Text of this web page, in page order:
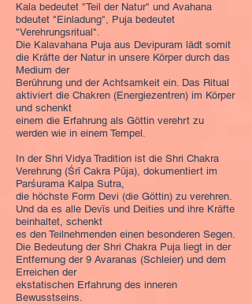
Kala bedeutet "Teil der Natur" und Avahana
bdeutet "Einladung", Puja bedeutet
"Verehrungsritual".
Die Kalavahana Puja aus Devipuram lädt somit
die Kräfte der Natur in unsere Körper durch das
Medium der
Berührung und der Achtsamkeit ein. Das Ritual
aktiviert die Chakren (Energiezentren) im Körper
und schenkt
einem die Erfahrung als Göttin verehrt zu
werden wie in einem Tempel.
In der Shri Vidya Tradition ist die Shri Chakra
Verehrung (Śrī Cakra Pūja), dokumentiert im
Parśurama Kalpa Sutra,
die höchste Form Devi (die Göttin) zu verehren.
Und da es alle Devīs und Deities und ihre Kräfte
beinhaltet, schenkt
es den Teilnehmenden einen besonderen Segen.
Die Bedeutung der Shri Chakra Puja liegt in der
Entfernung der 9 Avaranas (Schleier) und dem
Erreichen der
ekstatischen Erfahrung des inneren
Bewusstseins.